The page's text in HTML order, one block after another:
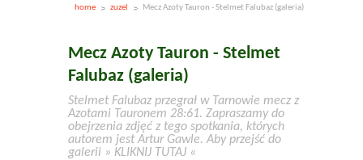
home zuzel Mecz Azoty Tauron - Stelmet Falubaz (galeria)
Mecz Azoty Tauron - Stelmet
Falubaz (galeria)
Stelmet Falubaz przegrał w Tarnowie mecz z
Azotami Tauronem 28:61. Zapraszamy do
obejrzenia zdjęć z tego spotkania, których
autorem jest Artur Gawle. Aby przejść do
galerii » KLIKNIJ TUTAJ «